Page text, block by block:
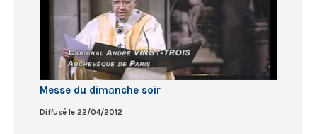
Messe du dimanche soir
Diffusé le 22/04/2012